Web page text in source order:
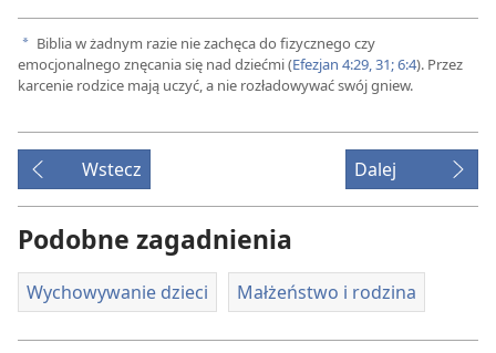
a Biblia w żadnym razie nie zachęca do fizycznego czy
emocjonalnego znęcania się nad dziećmi (Efezjan 4:29,31;6:4). Przez
karcenie rodzice mają uczyć, a nie rozładowywać swój gniew.
Wstecz Dalej
Podobne zagadnienia
Wychowywanie dzieci Małżeństwo i rodzina